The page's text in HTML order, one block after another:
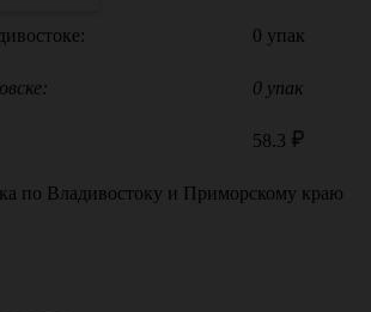
0 упак
0 упак
58.3
по Владивостоку и Приморскому краю